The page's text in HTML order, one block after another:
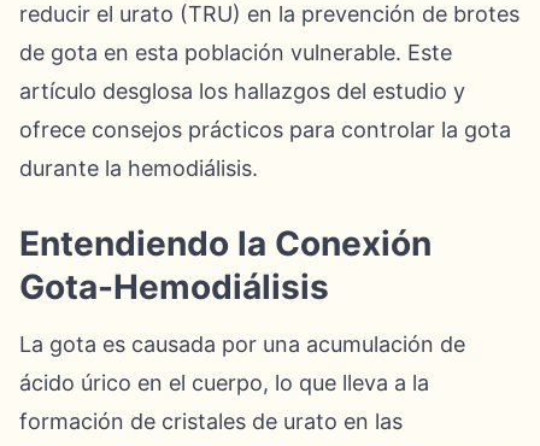
reducir el urato (TRU) en la prevención de brotes
de gota en esta población vulnerable. Este
artículo desglosa los hallazgos del estudio y
ofrece consejos prácticos para controlar la gota
durante la hemodiálisis.
Entendiendo la Conexión
Gota-Hemodiálisis
La gota es causada por una acumulación de
ácido úrico en el cuerpo, lo que lleva a la
formación de cristales de urato en las